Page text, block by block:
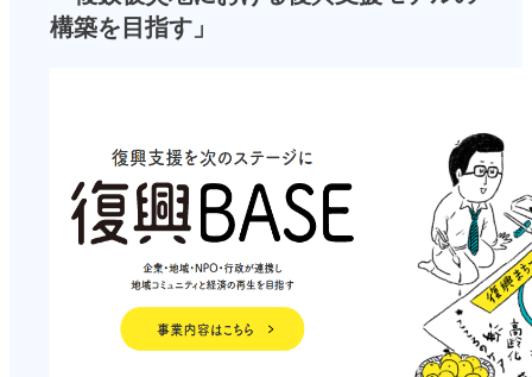
構築を目指す」